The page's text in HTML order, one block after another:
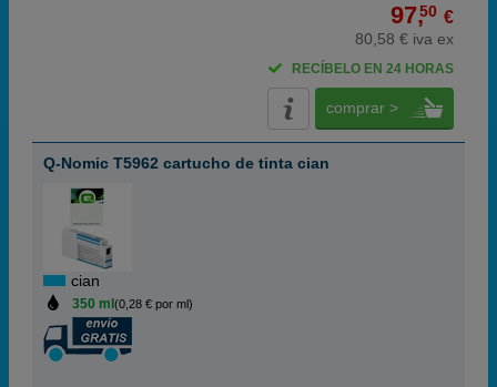
97,50 €
80,58 € iva ex
RECÍBELO EN 24 HORAS
comprar >
Q-Nomic T5962 cartucho de tinta cian
cian
350 ml (0,28 € por ml)